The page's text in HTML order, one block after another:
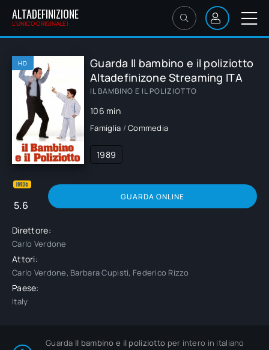
ALTADEFINIZIONE
L'UNICO ORIGINALE!
HD
Guarda Il bambino e il poliziotto
Altadefinizone Streaming ITA
IL BAMBINO E IL POLIZIOTTO
106 min
Famiglia /Commedia
1989
5.6
GUARDA ONLINE
Direttore:
Carlo Verdone
Attori:
Carlo Verdone, Barbara Cupisti, Federico Rizzo
Paese:
Italy
Guarda Il bambino e il poliziotto per intero in italiano